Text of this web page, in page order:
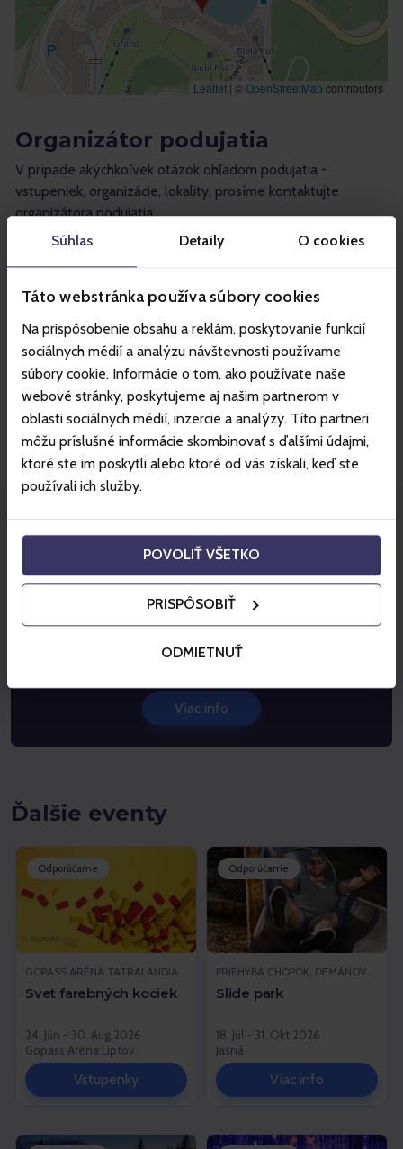
Súhlas Detaily O cookies
Táto webstránka používa súbory cookies
Na prispôsobenie obsahu a reklám, poskytovanie funkcií
sociálnych médií a analýzu návštevnosti používame
súbory cookie. Informácie o tom, ako používate naše
webové stránky, poskytujeme aj našim partnerom v
oblasti sociálnych médií, inzercie a analýzy. Títo partneri
môžu príslušné informácie skombinovať s ďalšími údajmi,
ktoré ste im poskytli alebo ktoré od vás získali, keď ste
používali ich služby.
POVOLIŤ VŠETKO
PRISPÔSOBIŤ
ODMIETNUŤ
Leaflet | ©OpenStreetMap contributors
Organizátor podujatia
V prípade akýchkoľvek otázok ohľadom podujatia -
vstupeniek, organizácie, lokality, prosíme kontaktujte
organizátora podujatia.
Demänovská Dolina 72, 03101 Liptovský Mikuláš 1,
IČO: 31560636
DIČ: 2020428036
IČ DPH: SK2020428036
Email
info@jasna.sk
Staňte sa partnerom Gopassu!
Gopass otvára dvere externým
spoluprácam
miestnych biznisov. Promujte svoje podujatia, služby a zážitky na
Viac info
Ďalšie eventy
Odporúčame
GOPASS ARÉNA TATRALANDIA, LIPTOVSKÝ MIKULÁŠ
Svet farebných kociek
24. Jún - 30. Aug 2026
Gopass Aréna Liptov
Vstupenky
Odporúčame
PRIEHYBA CHOPOK, DEMÄNOVSKÁ DOLINA
Slide park
18. Júl - 31. Okt 2026
Jasná
Viac info